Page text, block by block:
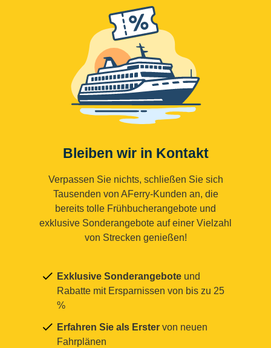
Bleiben wir in Kontakt
Verpassen Sie nichts, schließen Sie sich
Tausenden von AFerry-Kunden an, die
bereits tolle Frühbucherangebote und
exklusive Sonderangebote auf einer Vielzahl
von Strecken genießen!
Exklusive Sonderangebote und
Rabatte mit Ersparnissen von bis zu 25
%
Erfahren Sie als Erster von neuen
Fahrplänen